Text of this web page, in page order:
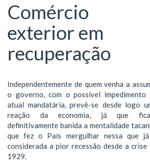
Comércio
exterior em
recuperação
Independentemente de quem venha a
o governo, com o possível impedimento
atual mandatária, prevê-se desde logo
reação da economia, já que
definitivamente banida a mentalidade
que fez o País mergulhar nessa que
considerada a pior recessão desde a crise
1929.